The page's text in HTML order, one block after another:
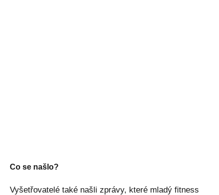
Co se našlo?
Vyšetřovatelé také našli zprávy, které mladý fitness